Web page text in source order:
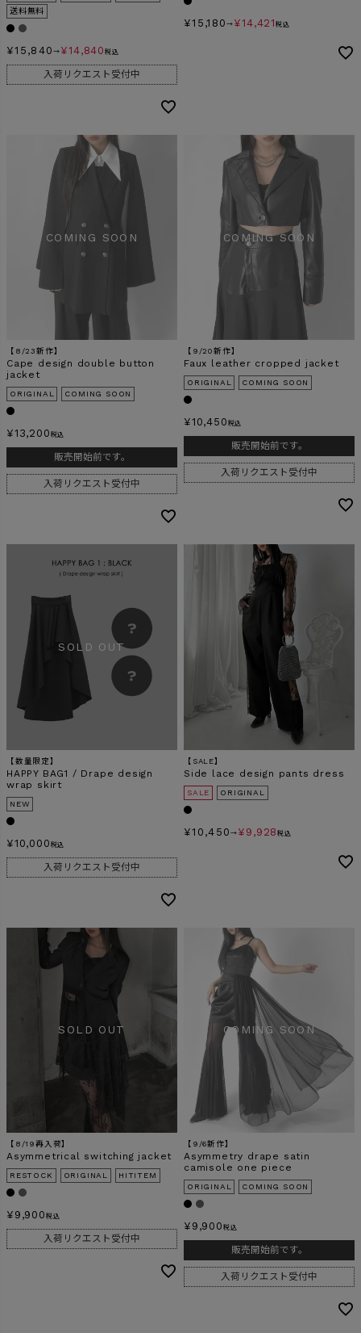
送料無料
¥15,840→ ¥14,840税込
入荷リクエスト受付中
¥15,180→ ¥14,421税込
【8/23新作】
Cape design double button
jacket
ORIGINAL COMING SOON
¥13,200 税込
販売開始前です。
入荷リクエスト受付中
【9/20新作】
Faux leather cropped jacket
ORIGINAL COMING SOON
¥10,450 税込
販売開始前です。
入荷リクエスト受付中
【数量限定】
HAPPY BAG1 / Drape design
wrap skirt
NEW
¥10,000 税込
入荷リクエスト受付中
【SALE】
Side lace design pants dress
SALE ORIGINAL
¥10,450→ ¥ 9,928税込
【8/19再入荷】
Asymmetrical switching jacket
RESTOCK ORIGINAL HITITEM
¥ 9,900 税込
入荷リクエスト受付中
【9/6新作】
Asymmetry drape satin
camisole one piece
ORIGINAL COMING SOON
¥ 9,900 税込
販売開始前です。
入荷リクエスト受付中